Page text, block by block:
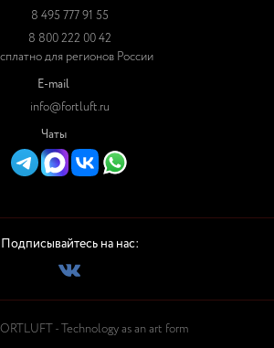
8 495 777 91 55
8 800 222 00 42
для регионов России
E-mail
info@fortluft.ru
Чаты
Подписывайтесь на нас:
- Technology as an art form